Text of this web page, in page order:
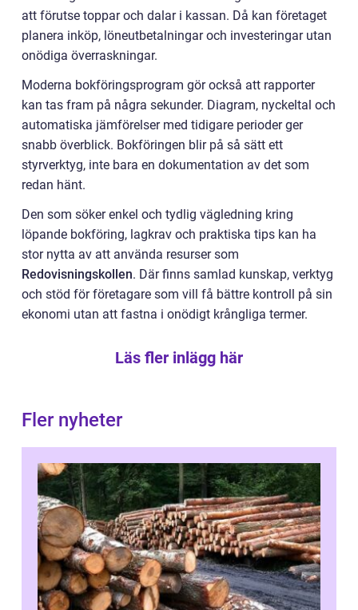
att förutse toppar och dalar i kassan. Då kan företaget
planera inköp, löneutbetalningar och investeringar utan
onödiga överraskningar.
Moderna bokföringsprogram gör också att rapporter
kan tas fram på några sekunder. Diagram, nyckeltal och
automatiska jämförelser med tidigare perioder ger
snabb överblick. Bokföringen blir på så sätt ett
styrverktyg, inte bara en dokumentation av det som
redan hänt.
Den som söker enkel och tydlig vägledning kring
löpande bokföring, lagkrav och praktiska tips kan ha
stor nytta av att använda resurser som
Redovisningskollen. Där finns samlad kunskap, verktyg
och stöd för företagare som vill få bättre kontroll på sin
ekonomi utan att fastna i onödigt krångliga termer.
Läs fler inlägg här
Fler nyheter